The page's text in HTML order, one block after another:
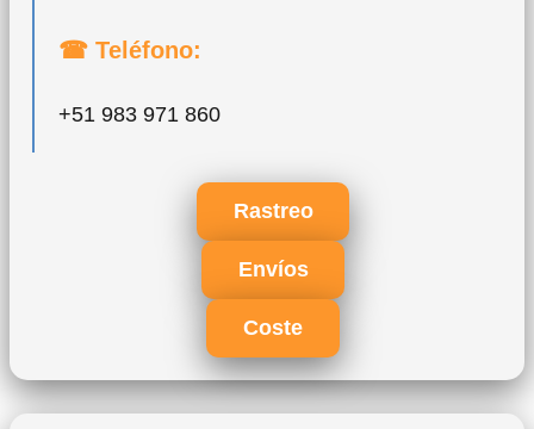
☎ Teléfono:
+51 983 971 860
Rastreo
Envíos
Coste